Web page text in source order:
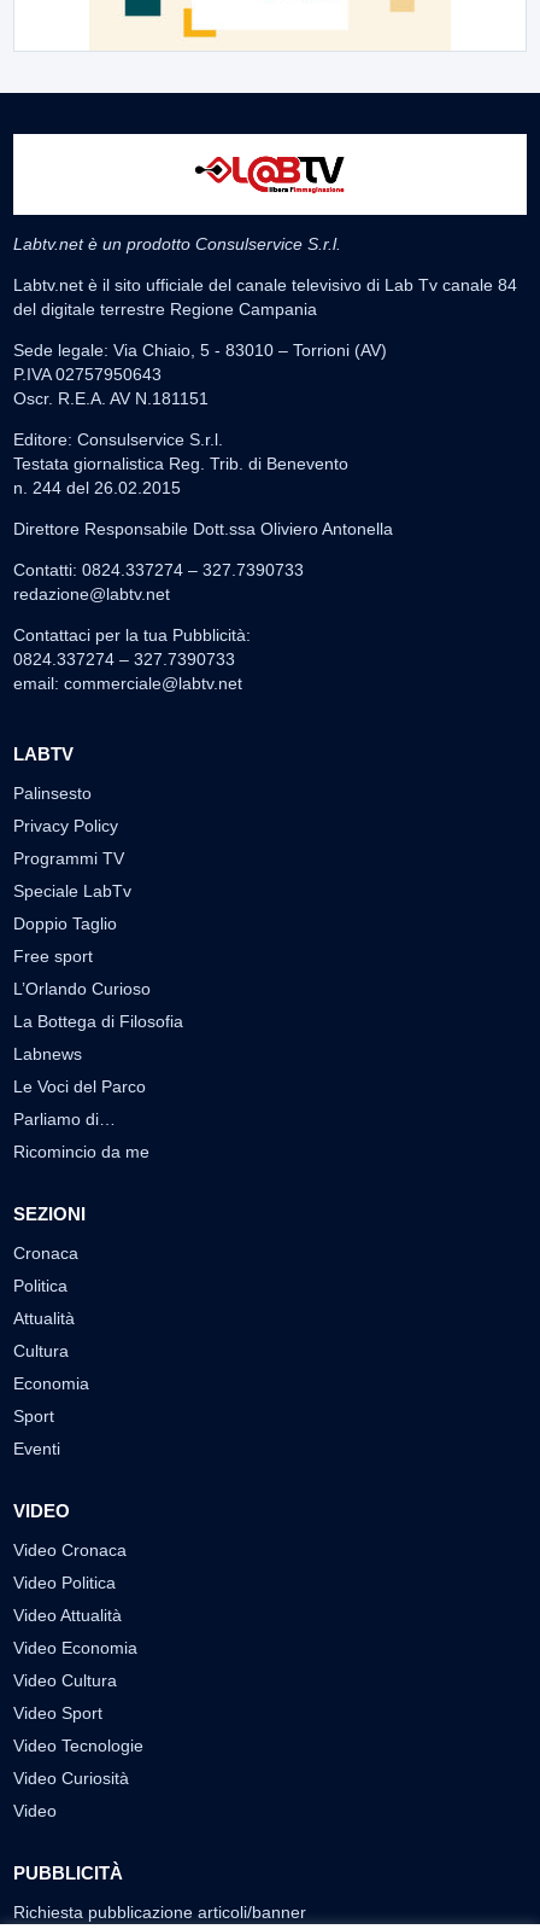
Labtv.net è un prodotto Consulservice S.r.l.
Labtv.net è il sito ufficiale del canale televisivo di Lab Tv canale 84
del digitale terrestre Regione Campania
Sede legale: Via Chiaio, 5 - 83010 – Torrioni (AV)
P.IVA 02757950643
Oscr. R.E.A. AV N.181151
Editore: Consulservice S.r.l.
Testata giornalistica Reg. Trib. di Benevento
n. 244 del 26.02.2015
Direttore Responsabile Dott.ssa Oliviero Antonella
Contatti: 0824.337274 – 327.7390733
redazione@labtv.net
Contattaci per la tua Pubblicità:
0824.337274 – 327.7390733
email: commerciale@labtv.net
LABTV
Palinsesto
Privacy Policy
Programmi TV
Speciale LabTv
Doppio Taglio
Free sport
L’Orlando Curioso
La Bottega di Filosofia
Labnews
Le Voci del Parco
Parliamo di…
Ricomincio da me
SEZIONI
Cronaca
Politica
Attualità
Cultura
Economia
Sport
Eventi
VIDEO
Video Cronaca
Video Politica
Video Attualità
Video Economia
Video Cultura
Video Sport
Video Tecnologie
Video Curiosità
Video
PUBBLICITÀ
Richiesta pubblicazione articoli/banner